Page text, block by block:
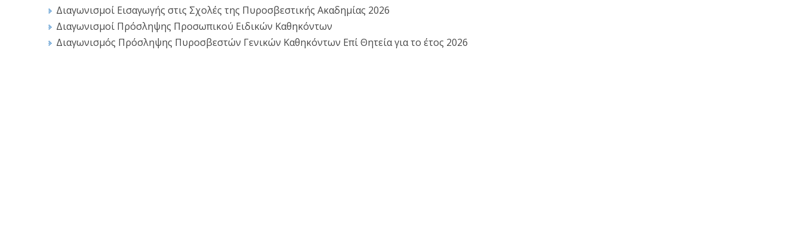
Διαγωνισμοί Εισαγωγής στις Σχολές της Πυροσβεστικής Ακαδημίας 2026
Διαγωνισμοί Πρόσληψης Προσωπικού Ειδικών Καθηκόντων
Διαγωνισμός Πρόσληψης Πυροσβεστών Γενικών Καθηκόντων Επί Θητεία για το έτος 2026